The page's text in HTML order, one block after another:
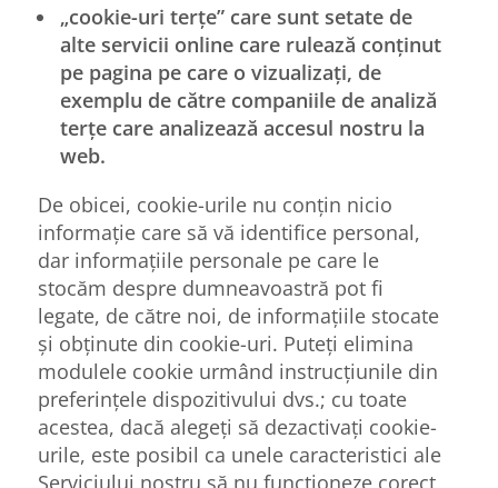
„cookie-uri terțe” care sunt setate de
alte servicii online care rulează conținut
pe pagina pe care o vizualizați, de
exemplu de către companiile de analiză
terțe care analizează accesul nostru la
web.
De obicei, cookie-urile nu conțin nicio
informație care să vă identifice personal,
dar informațiile personale pe care le
stocăm despre dumneavoastră pot fi
legate, de către noi, de informațiile stocate
și obținute din cookie-uri. Puteți elimina
modulele cookie urmând instrucțiunile din
preferințele dispozitivului dvs.; cu toate
acestea, dacă alegeți să dezactivați cookie-
urile, este posibil ca unele caracteristici ale
Serviciului nostru să nu funcționeze corect